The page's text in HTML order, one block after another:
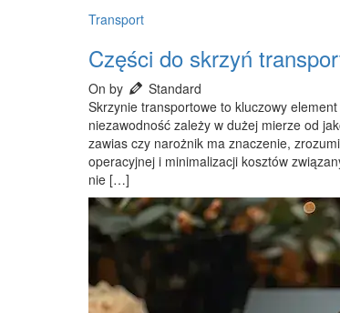
Transport
Części do skrzyń
On by
Standard
Skrzynie transportowe to kluczowy
niezawodność zależy w dużej mierze od
zawias czy narożnik ma znaczenie,
operacyjnej i minimalizacji kosztów
nie […]